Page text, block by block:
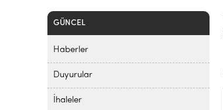
GÜNCEL
Haberler
Duyurular
İhaleler